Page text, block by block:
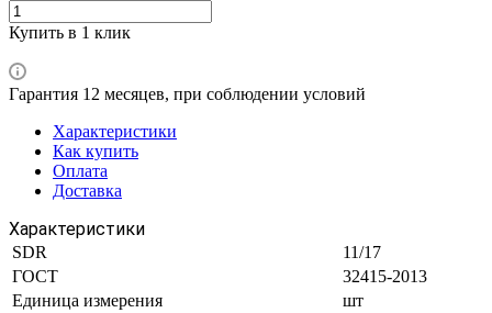
Купить в 1 клик
Гарантия 12 месяцев, при соблюдении условий
Характеристики
Как купить
Оплата
Доставка
Характеристики
SDR
11/17
ГОСТ
32415-2013
Единица измерения
шт